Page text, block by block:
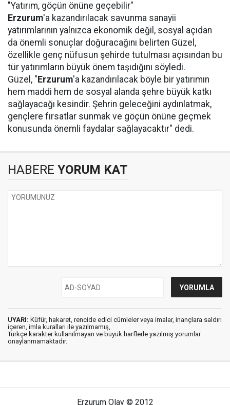
"Yatırım, göçün önüne geçebilir"
Erzurum'a kazandırılacak savunma sanayii
yatırımlarının yalnızca ekonomik değil, sosyal açıdan
da önemli sonuçlar doğuracağını belirten Güzel,
özellikle genç nüfusun şehirde tutulması açısından bu
tür yatırımların büyük önem taşıdığını söyledi.
Güzel, " Erzurum'a kazandırılacak böyle bir yatırımın
hem maddi hem de sosyal alanda şehre büyük katkı
sağlayacağı kesindir. Şehrin geleceğini aydınlatmak,
gençlere fırsatlar sunmak ve göçün önüne geçmek
konusunda önemli faydalar sağlayacaktır" dedi.
HABERE YORUM KAT
UYARI: Küfür, hakaret, rencide edici cümleler veya imalar, inançlara saldırı
içeren, imla kuralları ile yazılmamış,
Türkçe karakter kullanılmayan ve büyük harflerle yazılmış yorumlar
onaylanmamaktadır.
Erzurum Olay © 2012